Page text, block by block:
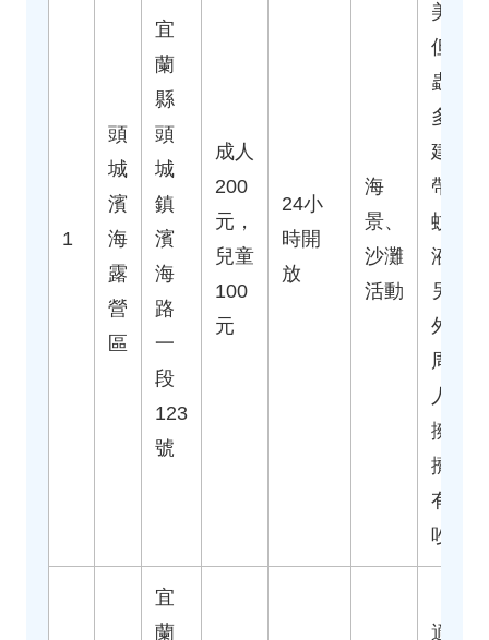
1
頭
城
濱
海
露
營
區
宜
蘭
縣
頭
城
鎮
濱
海
路
一
段
123
號
成人
200
元，
兒童
100
元
24小
時開
放
海
景、
沙灘
活動
美，
但蚊
蟲
多，
建議
帶防
蚊
液。
另
外，
周末
人潮
擁
擠，
有點
吵。
宜
蘭
適合